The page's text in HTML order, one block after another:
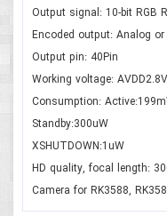
Output signal: 10-bit RGB
Encoded output: Analog
Output pin: 40Pin
Working voltage:
Consumption:
Standby:300uW
XSHUTDOWN:1uW
HD quality, focal length:
Camera for RK3588,